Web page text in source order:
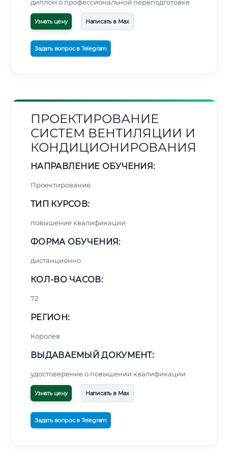
диплом о профессиональной переподготовке
Узнать цену Написать в Max
Задать вопрос в Telegram
ПРОЕКТИРОВАНИЕ
СИСТЕМ ВЕНТИЛЯЦИИ И
КОНДИЦИОНИРОВАНИЯ
НАПРАВЛЕНИЕ ОБУЧЕНИЯ:
Проектирование
ТИП КУРСОВ:
повышение квалификации
ФОРМА ОБУЧЕНИЯ:
дистанционно
КОЛ-ВО ЧАСОВ:
72
РЕГИОН:
Королёв
ВЫДАВАЕМЫЙ ДОКУМЕНТ:
удостоверение о повышении квалификации
Узнать цену Написать в Max
Задать вопрос в Telegram